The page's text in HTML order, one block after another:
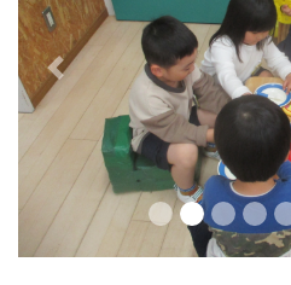
Twitterで港区の
報発信を行っ